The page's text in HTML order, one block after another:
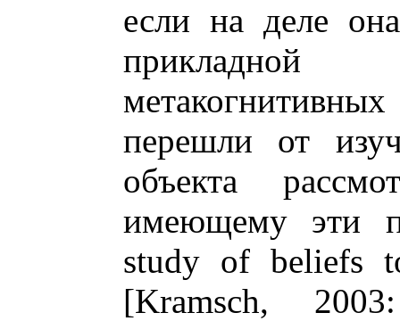
если на деле
перешли от
объекта
имеющему эти
study of beliefs
[Kramsch,